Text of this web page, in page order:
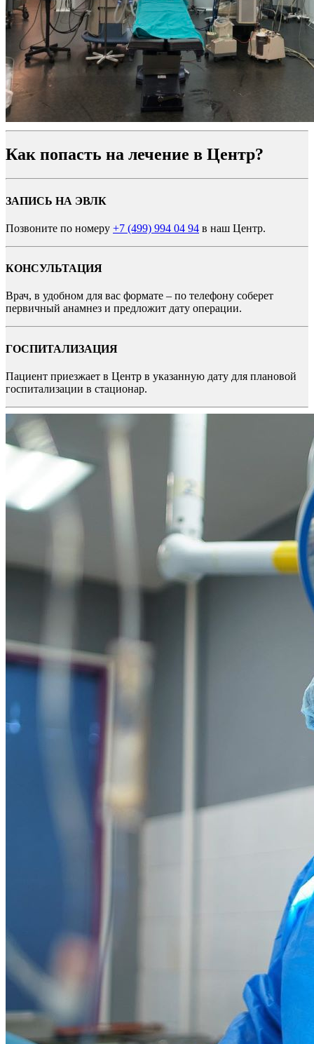
Как попасть на лечение в Центр?
ЗАПИСЬ НА ЭВЛК
Позвоните по номеру +7 (499) 994 04 94 в наш Центр.
КОНСУЛЬТАЦИЯ
Врач, в удобном для вас формате – по телефону соберет
первичный анамнез и предложит дату операции.
ГОСПИТАЛИЗАЦИЯ
Пациент приезжает в Центр в указанную дату для плановой
госпитализации в стационар.